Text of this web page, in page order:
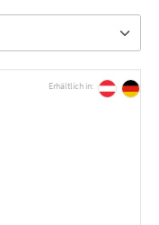
Erhältlich in: